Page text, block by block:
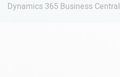
Dynamics 365 Business Central